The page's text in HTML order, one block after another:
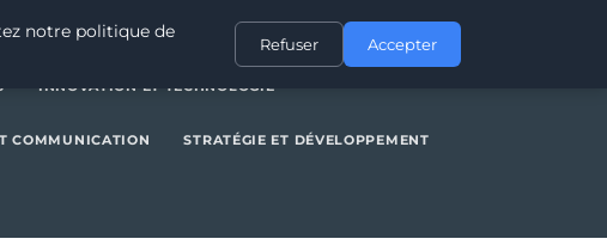
GENERAL GESTION ET FINANCESINNOVATION ET TECHNOLOGIE
INNOVATION ET TECHNOLOGIE
COMMUNICATION STRATÉGIE ET DÉVELOPPEMENT
notre politique de
Refuser Accepter